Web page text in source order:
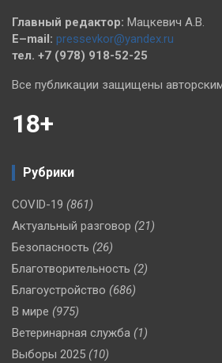
Главный редактор: Мацкевич А.В.
E–mail: pressevkor@yandex.ru
тел. +7 (978) 918-52-25
Все публикации защищены
18+
Рубрики
COVID-19 (861)
Актуальный разговор (21)
Безопасность (26)
Благотворительность (2)
Благоустройство (686)
В мире (975)
Ветеринарная служба (1)
Выборы 2025 (10)